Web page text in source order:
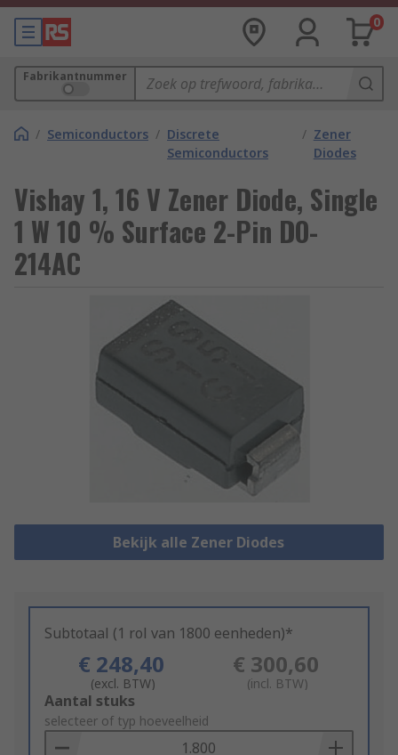
0
Fabrikantnummer
/ Semiconductors / Discrete
Semiconductors
/ Zener
Diodes
Vishay 1, 16 V Zener Diode, Single
1 W 10 % Surface 2-Pin DO-
214AC
Bekijk alle Zener Diodes
Subtotaal (1 rol van 1800 eenheden)*
€ 248,40
(excl. BTW)
€ 300,60
(incl. BTW)
Add
to
Basket
Aantal stuks
selecteer of typ hoeveelheid